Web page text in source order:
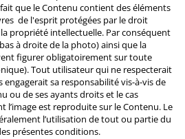
que le Contenu contient des éléments
de l'esprit protégées par le droit
propriété intellectuelle. Par conséquent
à droite de la photo) ainsi que la
figurer obligatoirement sur toute
Tout utilisateur qui ne respecterait
sa responsabilité vis-à-vis de
ou de ses ayants droits et le cas
l’image est reproduite sur le Contenu. Le
l’utilisation de tout ou partie du
présentes conditions.